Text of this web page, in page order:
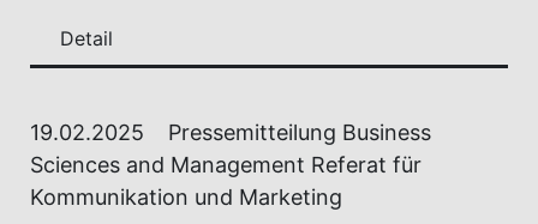
19.02.2025
Pressemitteilung Business
Sciences and Management Referat für
Kommunikation und Marketing
Detail